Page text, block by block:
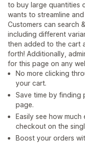
to buy large quantities
wants to streamline
Customers can search
including different
then added to the cart
forth! Additionally,
for this page on any
No more clicking
your cart.
Save time by finding
page.
Easily see how
checkout on the
Boost your orders